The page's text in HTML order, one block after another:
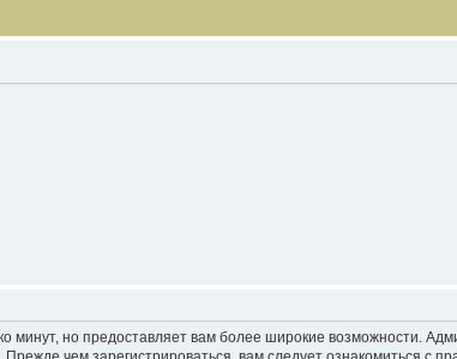
минут, но предоставляет вам более широкие возможности.